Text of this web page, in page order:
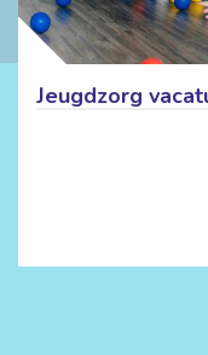
Jeugdzorg